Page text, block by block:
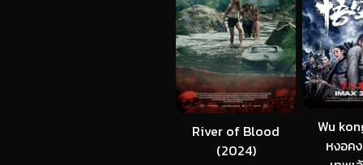
River of Blood
(2024)
Wu
หงอค